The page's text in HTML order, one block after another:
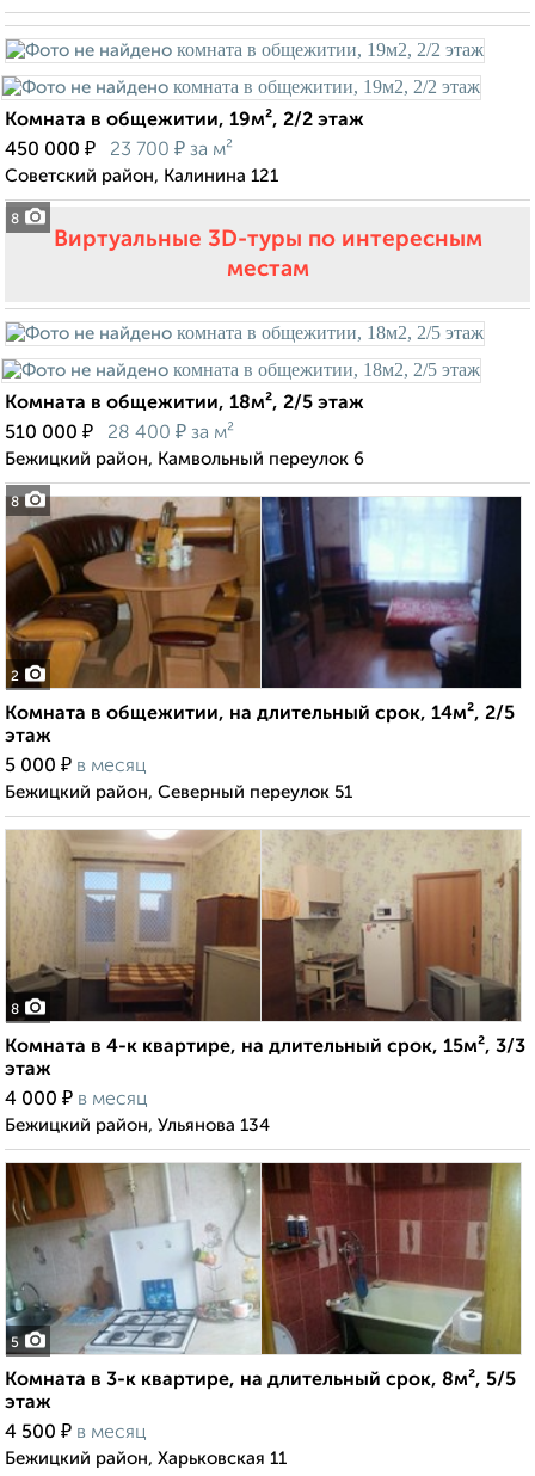
8
Комната в общежитии, 19м², 2/2 этаж
450 000 ₽ 23 700 ₽ за м²
Советский район, Калинина 121
Виртуальные 3D-туры по интересным
местам
8
Комната в общежитии, 18м², 2/5 этаж
510 000 ₽ 28 400 ₽ за м²
Бежицкий район, Камвольный переулок 6
2
Комната в общежитии, на длительный срок, 14м², 2/5
этаж
5 000 ₽ в месяц
Бежицкий район, Северный переулок 51
8
Комната в 4-к квартире, на длительный срок, 15м², 3/3
этаж
4 000 ₽ в месяц
Бежицкий район, Ульянова 134
5
Комната в 3-к квартире, на длительный срок, 8м², 5/5
этаж
4 500 ₽ в месяц
Бежицкий район, Харьковская 11